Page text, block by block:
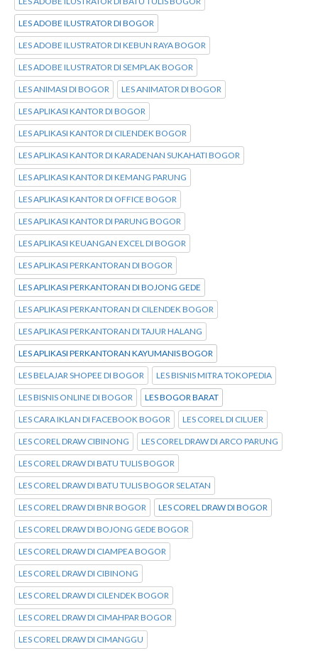
LES ADOBE ILUSTRATOR DI BOGOR
LES ADOBE ILUSTRATOR DI KEBUN RAYA BOGOR
LES ADOBE ILUSTRATOR DI SEMPLAK BOGOR
LES ANIMASI DI BOGOR LES ANIMATOR DI BOGOR
LES APLIKASI KANTOR DI BOGOR
LES APLIKASI KANTOR DI CILENDEK BOGOR
LES APLIKASI KANTOR DI KARADENAN SUKAHATI BOGOR
LES APLIKASI KANTOR DI KEMANG PARUNG
LES APLIKASI KANTOR DI OFFICE BOGOR
LES APLIKASI KANTOR DI PARUNG BOGOR
LES APLIKASI KEUANGAN EXCEL DI BOGOR
LES APLIKASI PERKANTORAN DI BOGOR
LES APLIKASI PERKANTORAN DI BOJONG GEDE
LES APLIKASI PERKANTORAN DI CILENDEK BOGOR
LES APLIKASI PERKANTORAN DI TAJUR HALANG
LES APLIKASI PERKANTORAN KAYUMANIS BOGOR
LES BELAJAR SHOPEE DI BOGOR LES BISNIS MITRA TOKOPEDIA
LES BISNIS ONLINE DI BOGOR LES BOGOR BARAT
LES CARA IKLAN DI FACEBOOK BOGOR LES COREL DI CILUER
LES COREL DRAW CIBINONG LES COREL DRAW DI ARCO PARUNG
LES COREL DRAW DI BATU TULIS BOGOR
LES COREL DRAW DI BATU TULIS BOGOR SELATAN
LES COREL DRAW DI BNR BOGOR LES COREL DRAW DI BOGOR
LES COREL DRAW DI BOJONG GEDE BOGOR
LES COREL DRAW DI CIAMPEA BOGOR
LES COREL DRAW DI CIBINONG
LES COREL DRAW DI CILENDEK BOGOR
LES COREL DRAW DI CIMAHPAR BOGOR
LES COREL DRAW DI CIMANGGU